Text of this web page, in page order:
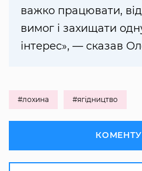
важко працювати,
вимог і захищати
інтерес», — сказав
#лохина #ягідництво